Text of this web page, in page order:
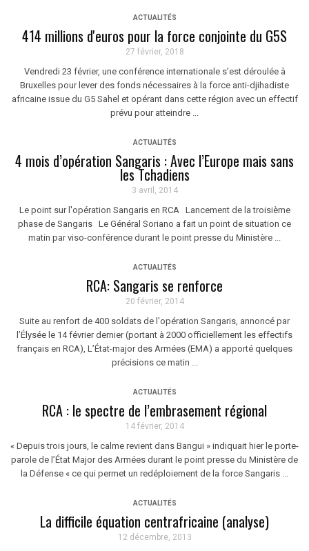
ACTUALITÉS
414 millions d'euros pour la force conjointe du G5S
27 février, 2018
Vendredi 23 février, une conférence internationale s’est déroulée à
Bruxelles pour lever des fonds nécessaires à la force anti-djihadiste
africaine issue du G5 Sahel et opérant dans cette région avec un effectif
prévu pour atteindre ...
ACTUALITÉS
4 mois d’opération Sangaris : Avec l’Europe mais sans
les Tchadiens
3 avril, 2014
Le point sur l'opération Sangaris en RCA Lancement de la troisième
phase de Sangaris Le Général Soriano a fait un point de situation ce
matin par viso-conférence durant le point presse du Ministère ...
ACTUALITÉS
RCA: Sangaris se renforce
20 février, 2014
Suite au renfort de 400 soldats de l'opération Sangaris, annoncé par
l’Élysée le 14 février dernier (portant à 2000 officiellement les effectifs
français en RCA), L’État-major des Armées (EMA) a apporté quelques
précisions ce matin ...
ACTUALITÉS
RCA : le spectre de l’embrasement régional
14 février, 2014
« Depuis trois jours, le calme revient dans Bangui » indiquait hier le porte-
parole de l’État Major des Armées durant le point presse du Ministère de
la Défense « ce qui permet un redéploiement de la force Sangaris ...
ACTUALITÉS
La difficile équation centrafricaine (analyse)
12 décembre, 2013